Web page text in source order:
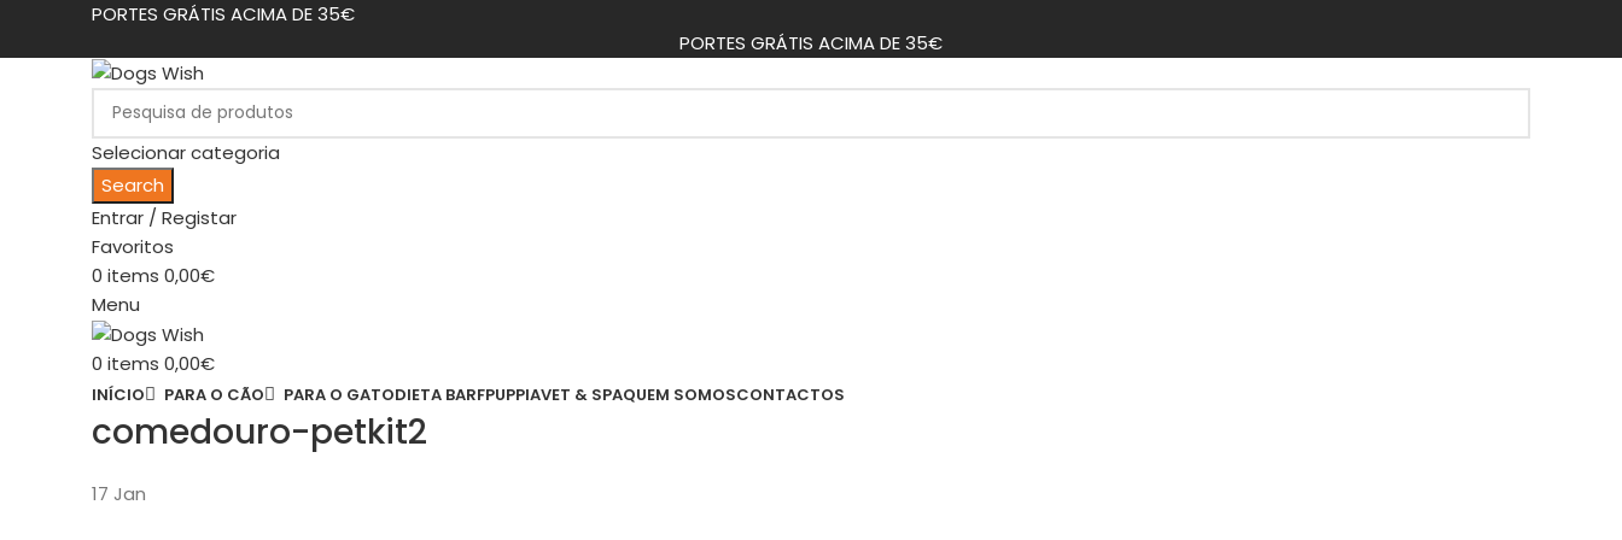
PORTES GRÁTIS ACIMA DE 35€
PORTES GRÁTIS ACIMA DE 35€
Selecionar categoria
Search
Entrar / Registar
Favoritos
0 items 0,00€
Menu
0 items 0,00€
INÍCIO PARA O CÃO PARA O GATODIETA BARFPUPPIAVET & SPAQUEM SOMOSCONTACTOS
comedouro-petkit2
17 Jan